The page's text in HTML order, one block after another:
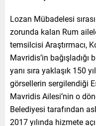
Lozan Mübadelesi
zorunda kalan Rum
temsilcisi Araştırmacı,
Mavridis’in
yanı sıra yaklaşık 150
görsellerin sergilendiği
Mavridis Ailesi’nin o
Belediyesi tarafından
2017 yılında hizmete